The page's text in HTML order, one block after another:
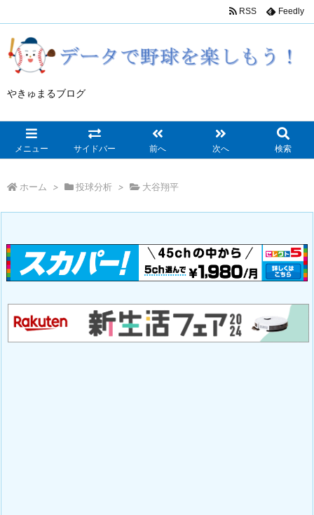
やきゅまるブログ
メニュー サイドバー 前へ 次へ 検索
RSS Feedly
ホーム > 投球分析 > 大谷翔平